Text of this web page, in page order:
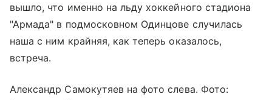
вышло, что именно на льду хоккейного стадиона
"Армада" в подмосковном Одинцове случилась
наша с ним крайняя, как теперь оказалось,
встреча.
Александр Самокутяев на фото слева. Фото: